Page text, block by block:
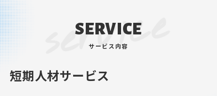
SERVICE
サービス内容
service
短期人材サービス